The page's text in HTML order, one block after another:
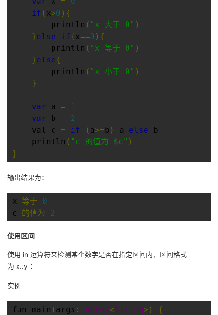
if ( x>0 ){
        println
( "x 大于 0" )
}else if ( x==0 ){
        println
( "x 等于 0" )
}else{
        println
( "x 小于 0" )
}
var a =
1
var b =
2
    val c
= if ( a>=b ) a else b
    println
( "c 的值为 $c" )
}
输出结果为：
x 等于
0
c 的值为 2
使用区间
使用 in 运算符来检测某个数字是否在指定区间内，区间格式
为 x..y ：
实例
fun main ( args : Array<String>)
{